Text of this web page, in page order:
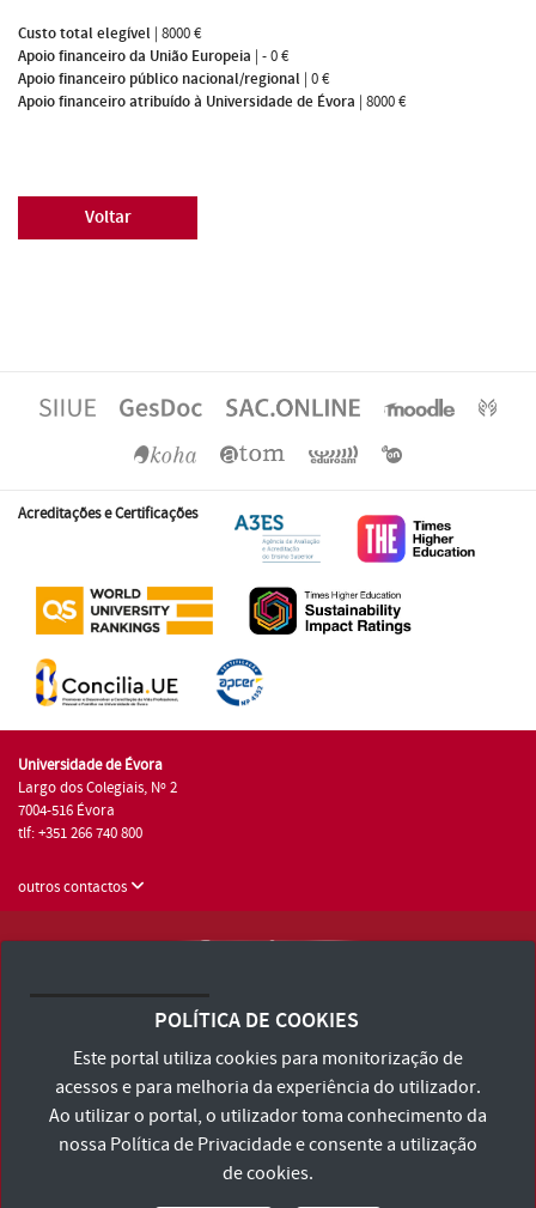
Custo total elegível | 8000 €
Apoio financeiro da União Europeia | - 0 €
Apoio financeiro público nacional/regional | 0 €
Apoio financeiro atribuído à Universidade de Évora | 8000 €
Voltar
Acreditações e Certificações
Universidade de Évora
Largo dos Colegiais, Nº 2
7004-516 Évora
tlf: +351 266 740 800
outros contactos
Consulte os Termos e Condições e Política de Privacidade
Declaração de Acessibilidade
POLÍTICA DE COOKIES
Este portal utiliza cookies para monitorização de
acessos e para melhoria da experiência do utilizador.
Ao utilizar o portal, o utilizador toma conhecimento da
nossa Política de Privacidadee consente a utilização
de cookies.